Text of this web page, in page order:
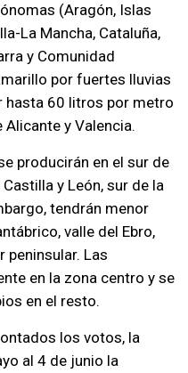
(Aragón, Islas
La Mancha, Cataluña,
y Comunidad
por fuertes lluvias
hasta 60 litros por metro
y Valencia.
producirán en el sur de
y León, sur de la
tendrán menor
valle del Ebro,
peninsular. Las
en la zona centro y se
en el resto.
los votos, la
al 4 de junio la